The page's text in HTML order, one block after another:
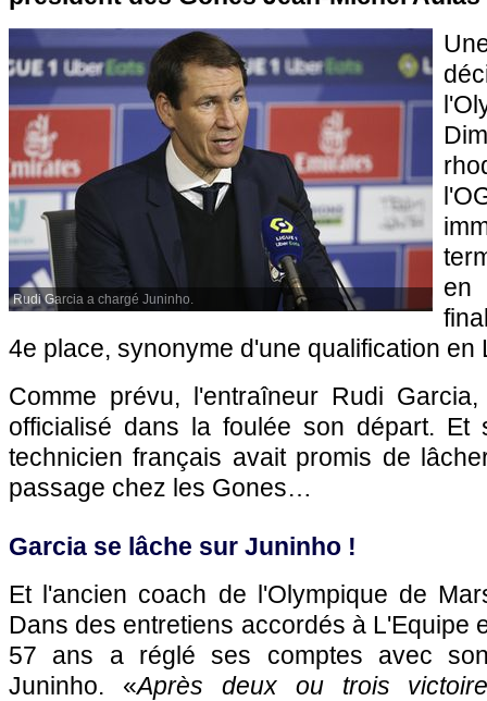
Rudi Garcia a chargé Juninho.
4e place, synonyme d'une qualification en
Comme prévu, l'entraîneur Rudi
officialisé dans la foulée son départ.
technicien français avait promis de
passage chez les Gones…
Garcia se lâche sur Juninho !
Et l'ancien coach de l'Olympique de
Dans des entretiens accordés à L'Equipe
57 ans a réglé ses comptes avec
Juninho. «Après deux ou trois